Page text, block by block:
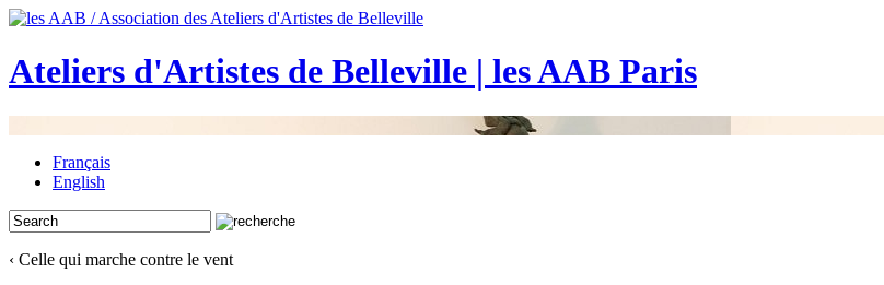
Ateliers d'Artistes de Belleville | les AAB Paris
Français
English
‹ Celle qui marche contre le vent